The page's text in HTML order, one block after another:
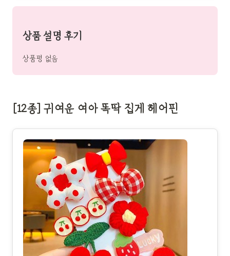
상품 설명 후기
상품평 없음
[12종] 귀여운 여아 똑딱 집게 헤어핀